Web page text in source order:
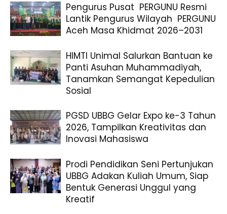
Pengurus Pusat PERGUNU Resmi
Lantik Pengurus Wilayah PERGUNU
Aceh Masa Khidmat 2026–2031
HIMTI Unimal Salurkan Bantuan ke
Panti Asuhan Muhammadiyah,
Tanamkan Semangat Kepedulian
Sosial
PGSD UBBG Gelar Expo ke-3 Tahun
2026, Tampilkan Kreativitas dan
Inovasi Mahasiswa
Prodi Pendidikan Seni Pertunjukan
UBBG Adakan Kuliah Umum, Siap
Bentuk Generasi Unggul yang
Kreatif